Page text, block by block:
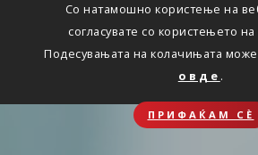
Со натамошно користење на
согласувате со користењето
Подесувањата на колачињата
овде .
ПРИФАЌАМ СЀ